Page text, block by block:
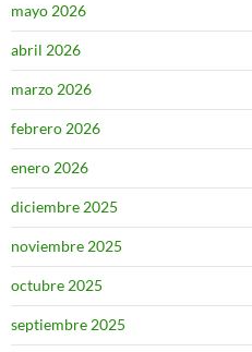
mayo 2026
abril 2026
marzo 2026
febrero 2026
enero 2026
diciembre 2025
noviembre 2025
octubre 2025
septiembre 2025